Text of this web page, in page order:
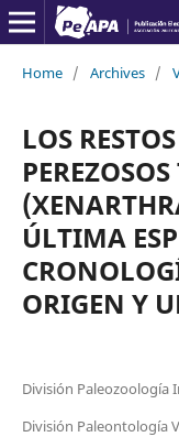
Home / Archives /
LOS
PEREZOSOS
ÚLTIMA
ORIGEN Y
División Paleozoología
División Paleontología